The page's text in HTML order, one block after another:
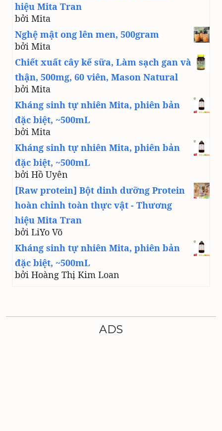
hiệu Mita Tran
bởi Mita
Nghệ mật ong lên men, 500gram
bởi Mita
Chiết xuất cây kế sữa, Làm sạch gan và
thận, 500mg, 60 viên, Mason Natural
bởi Mita
Kháng sinh tự nhiên Mita, phiên bản
đặc biệt, ~500mL
bởi Mita
Kháng sinh tự nhiên Mita, phiên bản
đặc biệt, ~500mL
bởi Hồ Uyên
[Raw protein] Bột dinh dưỡng Protein
hoàn chỉnh toàn thực vật - Thương
hiệu Mita Tran
bởi LiYo Võ
Kháng sinh tự nhiên Mita, phiên bản
đặc biệt, ~500mL
bởi Hoàng Thị Kim Loan
ADS